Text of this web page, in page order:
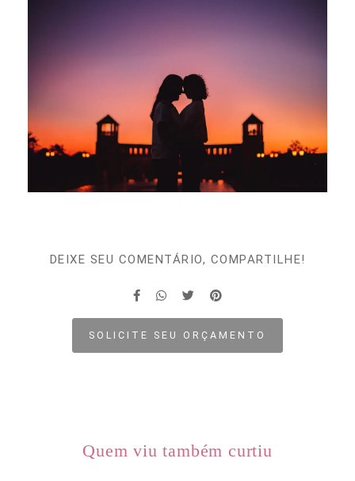
DEIXE SEU COMENTÁRIO, COMPARTILHE!
SOLICITE SEU ORÇAMENTO
Quem viu também curtiu